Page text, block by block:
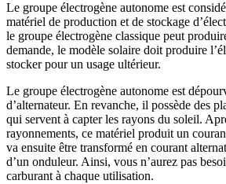
Le groupe électrogène autonome est
matériel de production et de stockage
le groupe électrogène classique peut
demande, le modèle solaire doit produire
stocker pour un usage ultérieur.
Le groupe électrogène autonome est
d’alternateur. En revanche, il possède des
qui servent à capter les rayons du soleil.
rayonnements, ce matériel produit un
va ensuite être transformé en courant
d’un onduleur. Ainsi, vous n’aurez pas
carburant à chaque utilisation.